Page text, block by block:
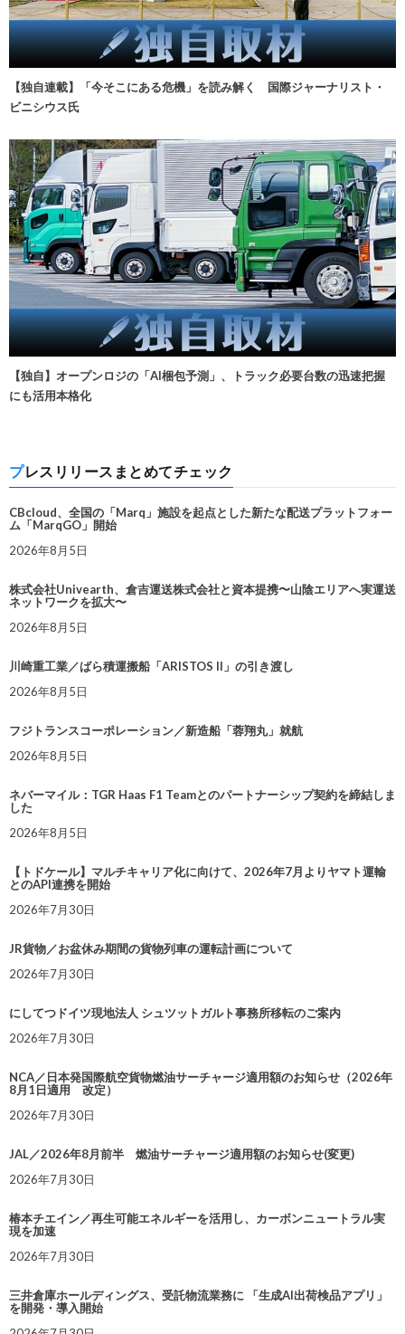
【独自連載】「今そこにある危機」を読み解く 国際ジャーナリスト・
ビニシウス氏
【独自】オープンロジの「AI梱包予測」、トラック必要台数の迅速把握
にも活用本格化
プレスリリースまとめてチェック
CBcloud、全国の「Marq」施設を起点とした新たな配送プラットフォー
ム「MarqGO」開始
2026年8月5日
株式会社Univearth、倉吉運送株式会社と資本提携〜山陰エリアへ実運送
ネットワークを拡大〜
2026年8月5日
川崎重工業／ばら積運搬船「ARISTOS II」の引き渡し
2026年8月5日
フジトランスコーポレーション／新造船「蓉翔丸」就航
2026年8月5日
ネバーマイル：TGR Haas F1 Teamとのパートナーシップ契約を締結しま
した
2026年8月5日
【トドケール】マルチキャリア化に向けて、2026年7月よりヤマト運輸
とのAPI連携を開始
2026年7月30日
JR貨物／お盆休み期間の貨物列車の運転計画について
2026年7月30日
にしてつドイツ現地法人 シュツットガルト事務所移転のご案内
2026年7月30日
NCA／日本発国際航空貨物燃油サーチャージ適用額のお知らせ（2026年
8月1日適用 改定）
2026年7月30日
JAL／2026年8月前半 燃油サーチャージ適用額のお知らせ(変更)
2026年7月30日
椿本チエイン／再生可能エネルギーを活用し、カーボンニュートラル実
現を加速
2026年7月30日
三井倉庫ホールディングス、受託物流業務に 「生成AI出荷検品アプリ」
を開発・導入開始